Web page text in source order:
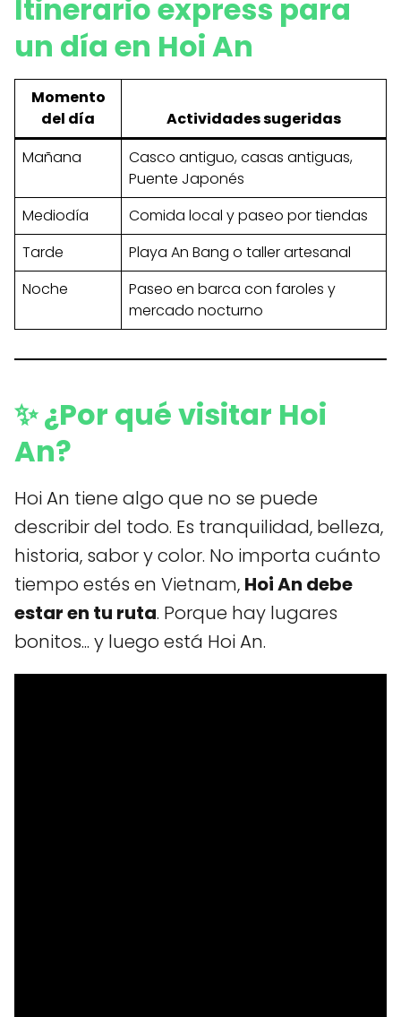
Itinerario express para
un día en Hoi An
Momento
del día
Actividades sugeridas
Mañana
Casco antiguo, casas antiguas,
Puente Japonés
Mediodía
Comida local y paseo por tiendas
Tarde
Playa An Bang o taller artesanal
Noche
Paseo en barca con faroles y
mercado nocturno
✨ ¿Por qué visitar Hoi
An?
Hoi An tiene algo que no se puede
describir del todo. Es tranquilidad, belleza,
historia, sabor y color. No importa cuánto
tiempo estés en Vietnam, Hoi An debe
estar en tu ruta. Porque hay lugares
bonitos... y luego está Hoi An.